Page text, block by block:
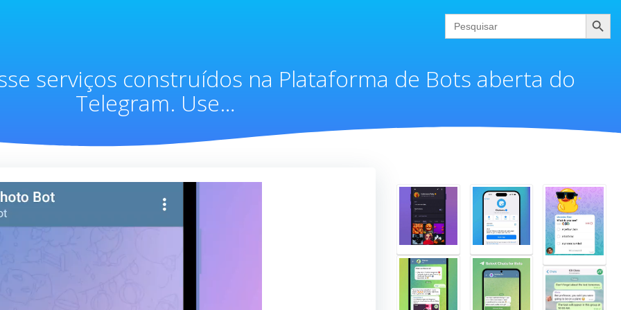
Search
for:
serviços construídos na Plataforma de Bots aberta do
Telegram. Use…